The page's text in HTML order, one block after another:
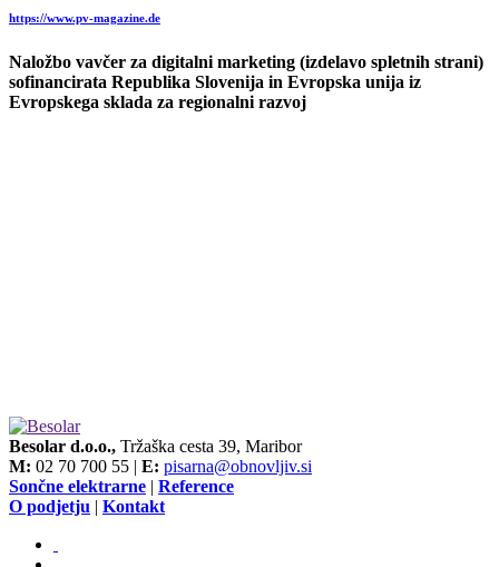
https://www.pv-magazine.de
Naložbo vavčer za digitalni marketing (izdelavo spletnih strani)
sofinancirata Republika Slovenija in Evropska unija iz
Evropskega sklada za regionalni razvoj
Besolar d.o.o., Tržaška cesta 39, Maribor
M: 02 70 700 55 | E: pisarna@obnovljiv.si
Sončne elektrarne | Reference
O podjetju | Kontakt